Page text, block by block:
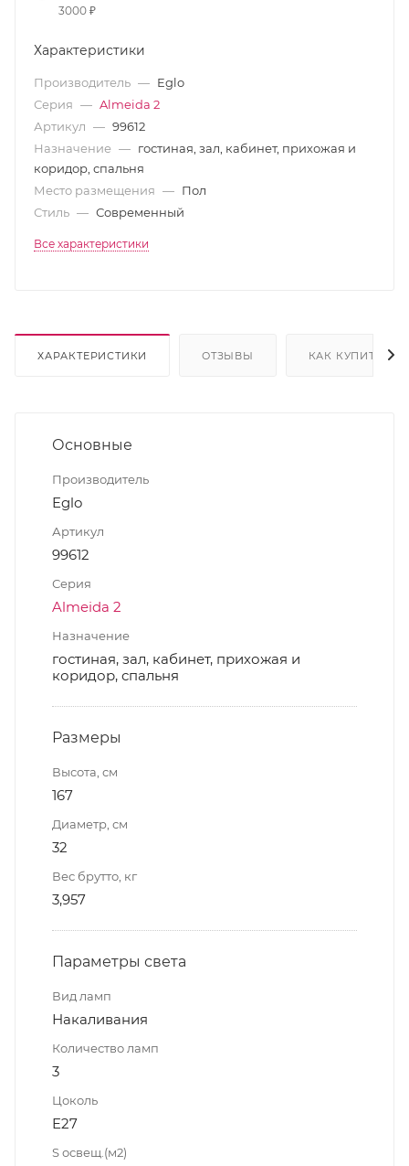
3000 ₽
Характеристики
Производитель — Eglo
Серия — Almeida 2
Артикул — 99612
Назначение — гостиная, зал, кабинет, прихожая и
коридор, спальня
Место размещения — Пол
Стиль — Современный
Все характеристики
ХАРАКТЕРИСТИКИ ОТЗЫВЫ КАК КУПИТЬ
Основные
Производитель
Eglo
Артикул
99612
Серия
Almeida 2
Назначение
гостиная, зал, кабинет, прихожая и
коридор, спальня
Размеры
Высота, см
167
Диаметр, см
32
Вес брутто, кг
3,957
Параметры света
Вид ламп
Накаливания
Количество ламп
3
Цоколь
E27
S освещ.(м2)